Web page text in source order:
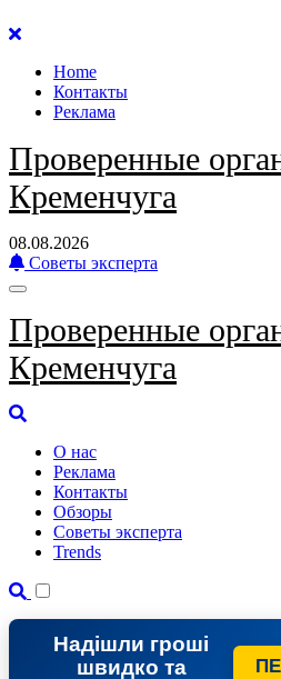
Перейти
содержанию
Home
Контакты
Реклама
Проверенные
Кременчуга
08.08.2026
Советы эксперта
Проверенные
Кременчуга
О нас
Реклама
Контакты
Обзоры
Советы эксперта
Trends
Надішли гроші
швидко та